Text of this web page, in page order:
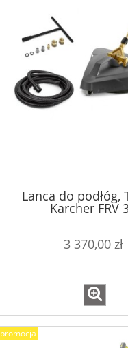
Interior Cleaner -
czyszczący do wnętrz
353,70 zł
Lanca do podłóg,
Karcher FRV
3 370,00 zł
promocja